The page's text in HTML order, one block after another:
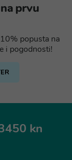
prvu
popusta na
i pogodnosti!
kn